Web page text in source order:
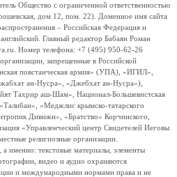
Общество с ограниченной ответственностью
дом 12, пом. 22). Доменное имя сайта
– Российская Федерация и
Главный редактор Бабаян Роман
Номер телефона: +7 (495) 950-62-26
запрещенные в Российской
повстанческая армия» (УПА), «ИГИЛ»,
ан-Нусра», «Джебхат ан-Нусра»),
Тахрир аш-Шам», Национал-Большевистская
«Меджлис крымско-татарского
Дивижн», «Братство» Корчинского,
«Управленческий центр Свидетелей Иеговы
религиозные организации.
именно: текстовые материалы, элементы
видео и аудио охраняются
и международными нормами права и не